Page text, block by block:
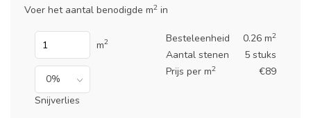
Voer het aantal benodigde m2 in
m2
Snijverlies
Besteleenheid 0.26 m2
Aantal stenen
5 stuks
Prijs per m2 €89